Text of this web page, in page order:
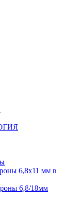
6,8х11 мм в
6,8/18мм